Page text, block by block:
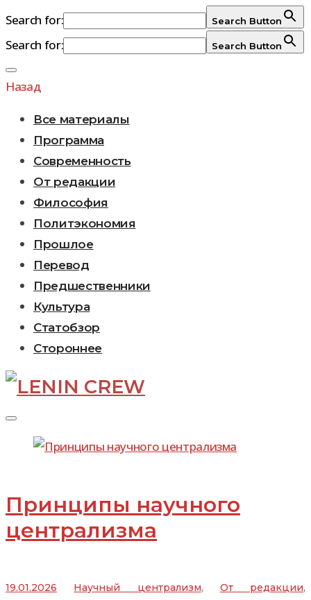
Search for: Search Button
Search for: Search Button
Перейти
к
Назад
Все материалы
Программа
Современность
От редакции
Философия
Политэкономия
Прошлое
Перевод
Предшественники
Культура
Статобзор
Стороннее
Рубрика:
централизм
Принципы научного
централизма
19.01.2026 Научный централизм, От редакции,